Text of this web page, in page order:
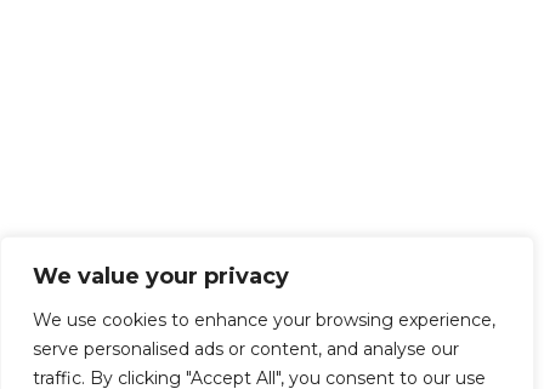
We value your privacy
We use cookies to enhance your browsing experience,
serve personalised ads or content, and analyse our
traffic. By clicking "Accept All", you consent to our use